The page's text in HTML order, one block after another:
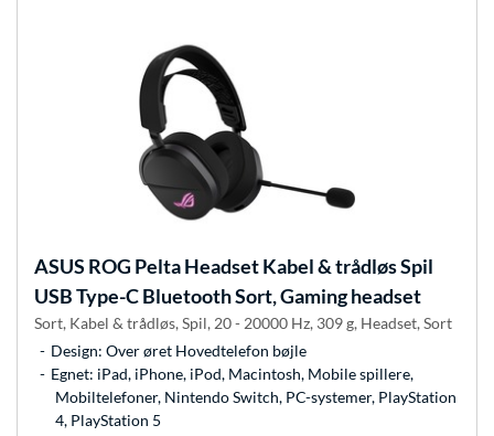
ASUS ROG Pelta Headset Kabel & trådløs Spil
USB Type-C Bluetooth Sort, Gaming headset
Sort, Kabel & trådløs, Spil, 20 - 20000 Hz, 309 g, Headset, Sort
Design: Over øret Hovedtelefon bøjle
Egnet: iPad, iPhone, iPod, Macintosh, Mobile spillere,
Mobiltelefoner, Nintendo Switch, PC-systemer, PlayStation
4, PlayStation 5